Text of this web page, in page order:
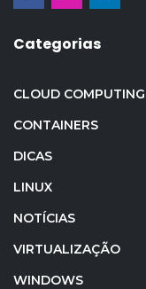
Categorias
CLOUD COMPUTING
CONTAINERS
DICAS
LINUX
NOTÍCIAS
VIRTUALIZAÇÃO
WINDOWS